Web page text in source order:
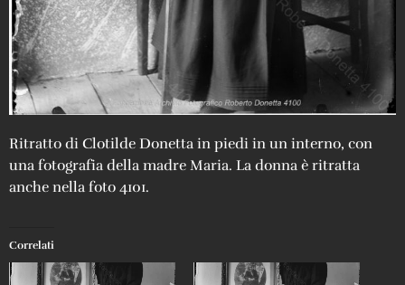
Ritratto di Clotilde Donetta in piedi in un interno, con
una fotografia della madre Maria. La donna è ritratta
anche nella foto 4101.
Correlati